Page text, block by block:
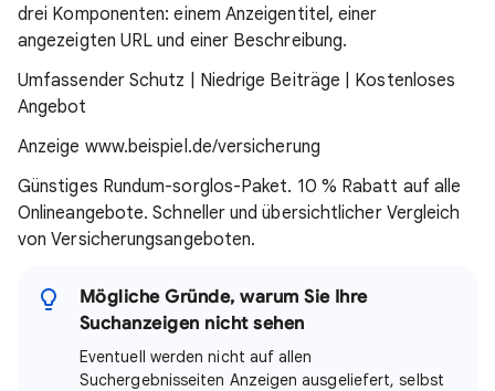
drei Komponenten: einem Anzeigentitel, einer
angezeigten URL und einer Beschreibung.
Umfassender Schutz | Niedrige Beiträge | Kostenloses
Angebot
Anzeige www.beispiel.de/versicherung
Günstiges Rundum-sorglos-Paket. 10 % Rabatt auf alle
Onlineangebote. Schneller und übersichtlicher Vergleich
von Versicherungsangeboten.
Mögliche Gründe, warum Sie Ihre
Suchanzeigen nicht sehen
Eventuell werden nicht auf allen
Suchergebnisseiten Anzeigen ausgeliefert, selbst